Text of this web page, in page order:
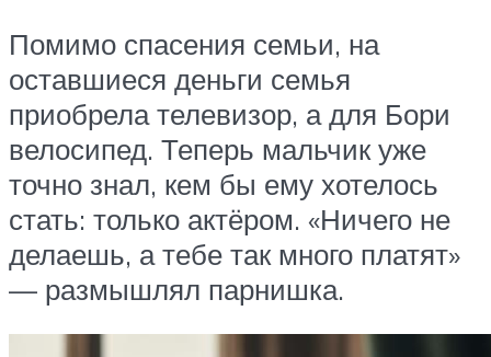
Помимо спасения семьи, на
оставшиеся деньги семья
приобрела телевизор, а для Бори
велосипед. Теперь мальчик уже
точно знал, кем бы ему хотелось
стать: только актёром. «Ничего не
делаешь, а тебе так много платят»
— размышлял парнишка.